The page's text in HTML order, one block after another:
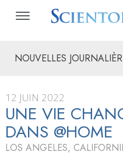
NOUVELLES
12 JUIN 2022
UNE VIE
DANS @HOME
LOS ANGELES,